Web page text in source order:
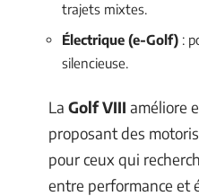
trajets mixtes.
Électrique (e-Golf) :
silencieuse.
La Golf VIII améliore
proposant des
pour ceux qui
entre performance et